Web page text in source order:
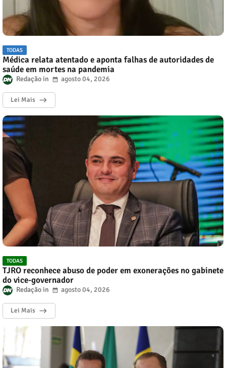
TODAS
Médica relata atentado e aponta falhas de autoridades de
saúde em mortes na pandemia
Redação agosto 04, 2026
Lei Mais
TODAS
TJRO reconhece abuso de poder em exonerações no gabinete
do vice-governador
Redação agosto 04, 2026
Lei Mais